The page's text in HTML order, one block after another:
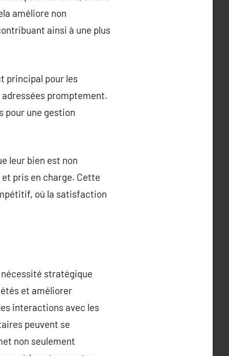
améliore non
ainsi à une plus
principal pour les
promptement.
pour une gestion
leur bien est non
pris en charge. Cette
où la satisfaction
stratégique
et améliorer
interactions avec les
peuvent se
non seulement